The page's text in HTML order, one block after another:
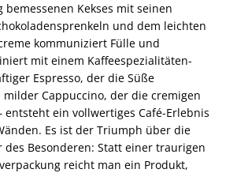
Kekses mit seinen
und dem leichten
kommuniziert Fülle und
mit einem Kaffeespezialitäten-
Espresso, der die Süße
Cappuccino, der die cremigen
ein vollwertiges Café-Erlebnis
Es ist der Triumph über die
des Besonderen: Statt einer traurigen
reicht man ein Produkt,